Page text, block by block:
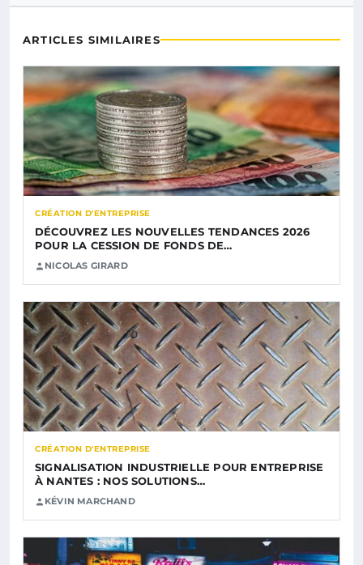
ARTICLES SIMILAIRES
CRÉATION D'ENTREPRISE
DÉCOUVREZ LES NOUVELLES TENDANCES 2026
POUR LA CESSION DE FONDS DE…
NICOLAS GIRARD
CRÉATION D'ENTREPRISE
SIGNALISATION INDUSTRIELLE POUR ENTREPRISE
À NANTES : NOS SOLUTIONS…
KÉVIN MARCHAND